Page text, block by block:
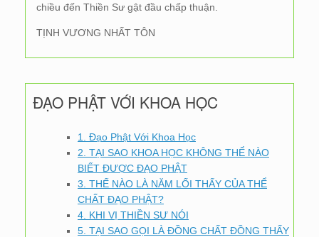
chiều đến Thiền Sư gật đầu chấp thuận.
TỊNH VƯƠNG NHẤT TÔN
ĐẠO PHẬT VỚI KHOA HỌC
1. Đạo Phật Với Khoa Học
2. TẠI SAO KHOA HỌC KHÔNG THỂ NÀO
BIẾT ĐƯỢC ĐẠO PHẬT
3. THẾ NÀO LÀ NĂM LỐI THẤY CỦA THỂ
CHẤT ĐẠO PHẬT?
4. KHI VỊ THIỀN SƯ NÓI
5. TẠI SAO GỌI LÀ ĐỒNG CHẤT ĐỒNG THẤY